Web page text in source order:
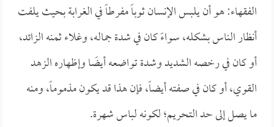
الفقهاء: هو أن يلبس الإنسان ثوباً مفرطاً في الغرابة بحيث يلفت
أنظار الناس بشكله، سواءً كان في شدة جماله، وغلاء ثمنه الزائد،
أو كان في رخصه الشديد وشدة تواضعه أيضًا وإظهاره الزهد
القوي، أو كان في صفته أيضاً، فإن هذا قد يكون مذموماً، ومنه
ما يصل إلى حد التحريم؛ لكونه لباس شهرة.